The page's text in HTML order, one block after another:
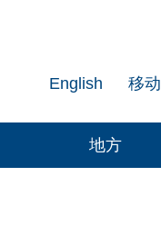
移动
English
地方